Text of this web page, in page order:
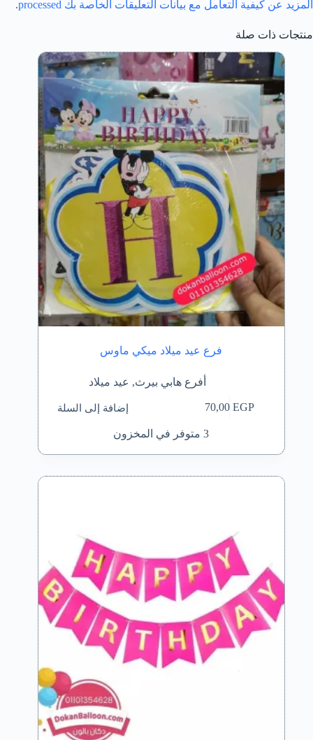
المزيد عن كيفية التعامل مع بيانات التعليقات الخاصة بك processed .
منتجات ذات صلة
فرع عيد ميلاد ميكي ماوس
أفرع هابي بيرث, عيد ميلاد
70,00EGP إضافة إلى السلة
3 متوفر في المخزون